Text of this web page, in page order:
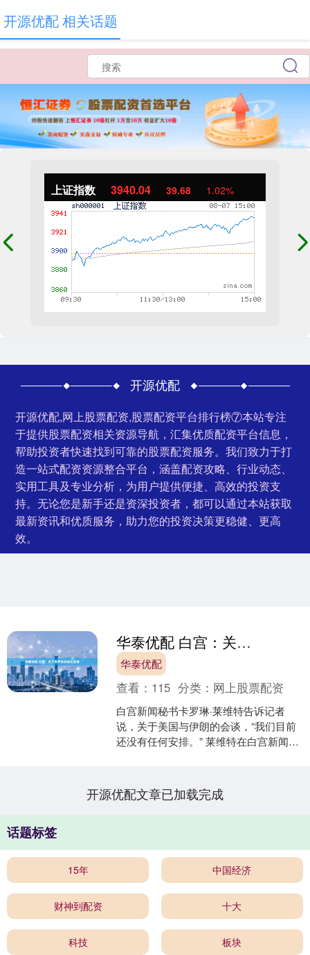
上证指数 3940.04 39.68 1.02%
开源优配
开源优配,网上股票配资,股票配资平台排行榜⑦本站专注
于提供股票配资相关资源导航，汇集优质配资平台信息，
帮助投资者快速找到可靠的股票配资服务。我们致力于打
造一站式配资资源整合平台，涵盖配资攻略、行业动态、
实用工具及专业分析，为用户提供便捷、高效的投资支
持。无论您是新手还是资深投资者，都可以通过本站获取
最新资讯和优质服务，助力您的投资决策更稳健、更高
效。
开源优配 相关话题
华泰优配 白宫：关于美伊会谈尚无安排
华泰优配
查看： 115 分类： 网上股票配资
白宫新闻秘书卡罗琳·莱维特告诉记者
说，关于美国与伊朗的会谈，“我们目前
还没有任何安排。” 莱维特在白宫新闻发
开源优配文章已加载完成
话题标签
15年 中国经济
财神到配资 十大
科技 板块